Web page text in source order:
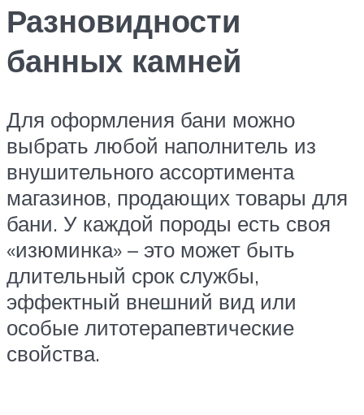
Разновидности
банных камней
Для оформления бани можно
выбрать любой наполнитель из
внушительного ассортимента
магазинов, продающих товары для
бани. У каждой породы есть своя
«изюминка» – это может быть
длительный срок службы,
эффектный внешний вид или
особые литотерапевтические
свойства.